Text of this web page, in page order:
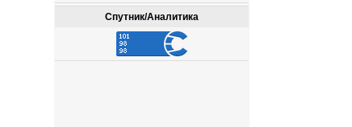
Спутник/Аналитика